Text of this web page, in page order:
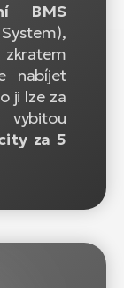
BMS
nabíjet
ji lze za
vybitou
za 5